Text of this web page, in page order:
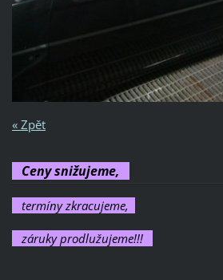
« Zpět
Ceny snižujeme,
termíny zkracujeme,
záruky prodlužujeme!!!